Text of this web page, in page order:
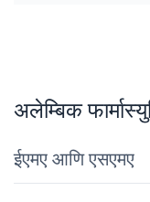
अलेम्बिक
ईएमए आणि एसएमए